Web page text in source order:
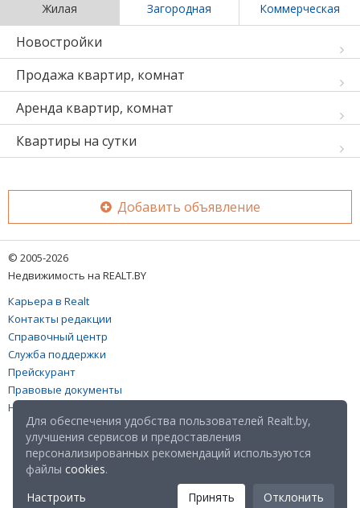
Жилая Загородная Коммерческая
Новостройки
Продажа квартир, комнат
Аренда квартир, комнат
Квартиры на сутки
Добавить объявление
© 2005-2026
Недвижимость на REALT.BY
Карьера в Realt
Контакты редакции
Справочный центр
Служба поддержки
Прейскурант
Правовые документы
Настройка файлов cookies
Для обеспечения удобства пользователей Realt.by,
улучшения сервисов и предоставления
персонализированных рекомендаций используются
файлы cookies.
Настроить
Принять Отклонить